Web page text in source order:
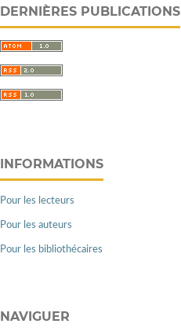
DERNIÈRES PUBLICATIONS
INFORMATIONS
Pour les lecteurs
Pour les auteurs
Pour les bibliothécaires
NAVIGUER